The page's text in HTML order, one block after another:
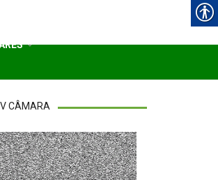
CÂMARA